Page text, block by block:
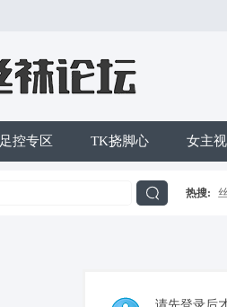
足控专区 TK挠脚心 女主
热搜: